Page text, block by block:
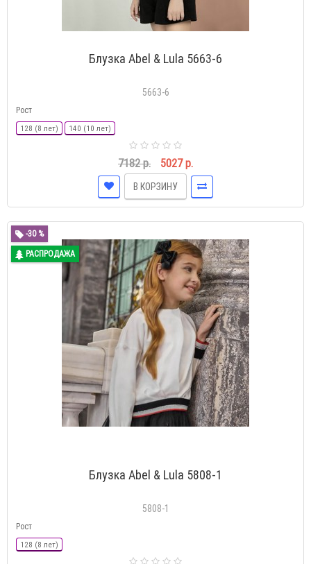
Блузка Abel & Lula 5663-6
5663-6
Рост
128 (8 лет) 140 (10 лет)
7182 р. 5027 р.
В КОРЗИНУ
-30 %
РАСПРОДАЖА
Блузка Abel & Lula 5808-1
5808-1
Рост
128 (8 лет)